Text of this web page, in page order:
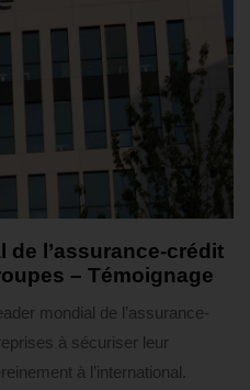
de l’assurance-crédit
– Témoignage
mondial de l’assurance-
à sécuriser leur
à l’international.